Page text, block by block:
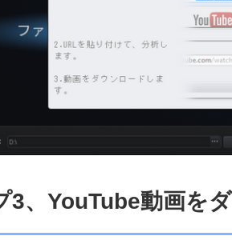
3、YouTube動画を